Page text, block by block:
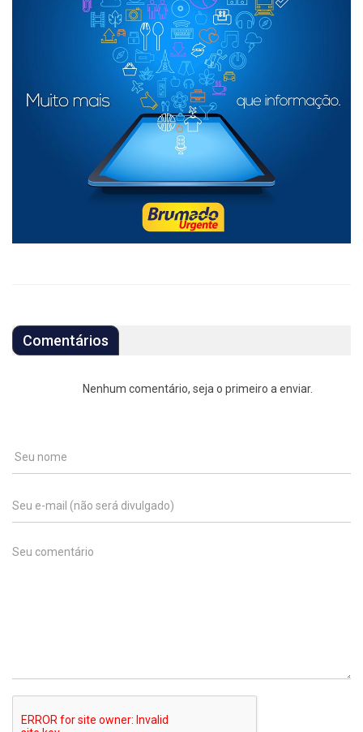
Comentários
Nenhum comentário, seja o primeiro a enviar.